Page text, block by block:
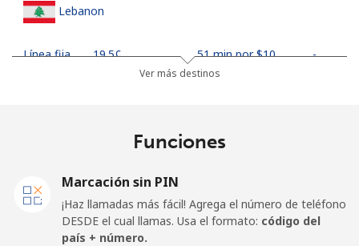
Lebanon
Línea fija ⁦19.5¢⁩ 51 min por ⁦$10⁩ -
Línea fija ⁦90.9¢⁩
⁦89.9¢⁩ 11 min por ⁦$10⁩ ⁦10¢⁩
Ver más destinos
Funciones
Marcación sin PIN
¡Haz llamadas más fácil! Agrega el número de teléfono
DESDE el cual llamas. Usa el formato: código del
país + número.